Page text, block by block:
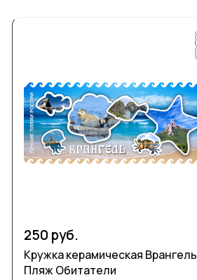
250 руб.
Кружка керамическая Врангель
Пляж Обитатели